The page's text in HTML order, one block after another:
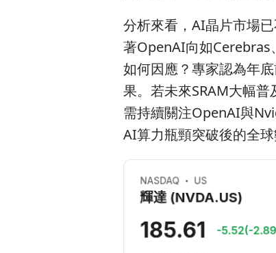
分析來看，AI晶片市場
著OpenAI向如
如何因應？專家認為年
果。若未來SRAM大幅
需持續關注OpenAI與
AI算力瓶頸突破後的全球